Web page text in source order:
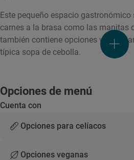
Este pequeño espacio
carnes a la brasa como las manitas
también contiene opciones
típica sopa de cebolla.
Opciones de menú
Cuenta con
Opciones para celíacos
Opciones veganas